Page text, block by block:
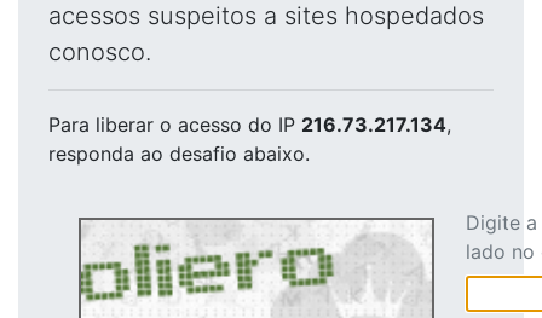
acessos suspeitos a sites hospedados
conosco.
Para liberar o acesso do IP 216.73.217.134,
responda ao desafio abaixo.
Digite
lado no